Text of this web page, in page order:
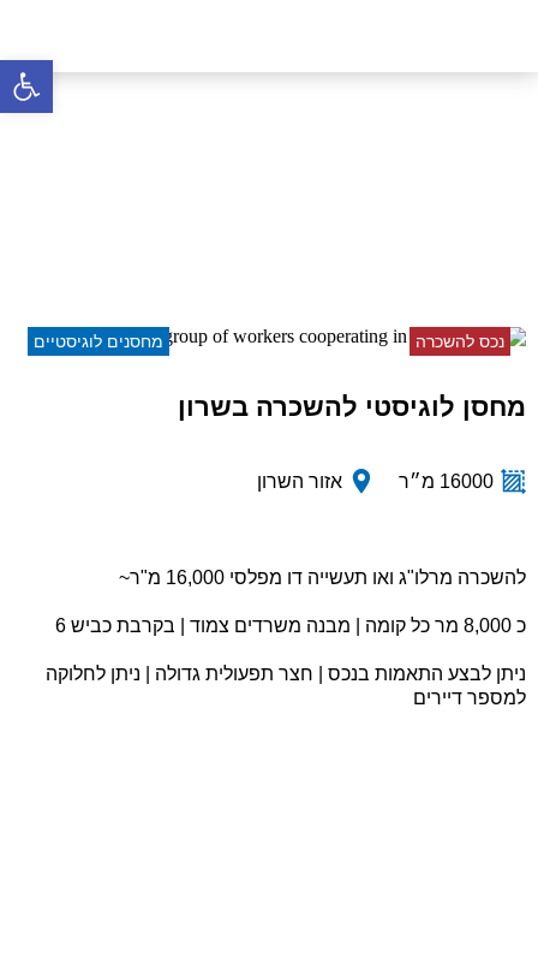
מחסנים לוגיסטיים נכס להשכרה
מחסן לוגיסטי להשכרה בשרון
16000 מ״ר אזור השרון
להשכרה מרלו"ג ואו תעשייה דו מפלסי 16,000 מ"ר~
כ 8,000 מר כל קומה | מבנה משרדים צמוד | בקרבת כביש 6
ניתן לבצע התאמות בנכס | חצר תפעולית גדולה | ניתן לחלוקה
למספר דיירים
פתח